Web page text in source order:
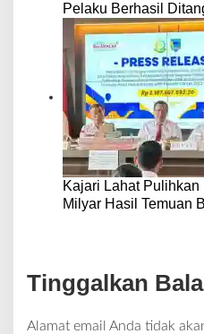
Pelaku Berhasil
Kajari Lahat
Milyar Hasil Temuan
Tinggalkan
Alamat email Anda tidak